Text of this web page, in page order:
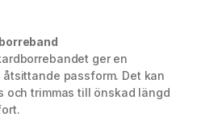
ger en
åtsittande passform. Det kan
och trimmas till önskad längd